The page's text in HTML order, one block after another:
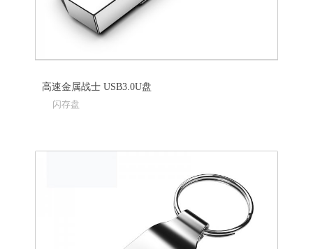
高速金属战士 USB3.0U盘
闪存盘